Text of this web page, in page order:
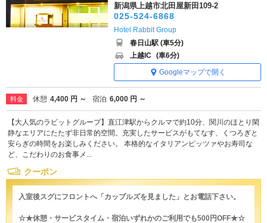
新潟県上越市北田屋新田109-2
025-524-6868
Hotel Rabbit Group
春日山駅 (車5分)
上越IC (車6分)
Googleマップで開く
料金 休憩 4,400 円 ～ 宿泊 6,000 円 ～
【大人気のラビットグループ】直江津駅からクルマで約10分、関川のほとり閑
静なエリアにたたず非日常的空間。充実したサービスがもてなす、くつろぎと
安らぎの時間をお楽しみください。 本格的なイタリアンピッツァやお寿司な
ど、こだわりのお食事メ...
クーポン
入室後スグにフロントへ「カップルズを見ました」とお電話下さい。
☆★休憩・サービスタイム・宿泊いずれかのご利用でも500円OFF★☆